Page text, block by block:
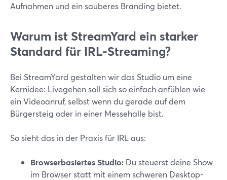
Aufnahmen und ein sauberes Branding bietet.
Warum ist StreamYard ein starker
Standard für IRL-Streaming?
Bei StreamYard gestalten wir das Studio um eine
Kernidee: Livegehen soll sich so einfach anfühlen wie
ein Videoanruf, selbst wenn du gerade auf dem
Bürgersteig oder in einer Messehalle bist.
So sieht das in der Praxis für IRL aus:
Browserbasiertes Studio: Du steuerst deine Show
im Browser statt mit einem schweren Desktop-